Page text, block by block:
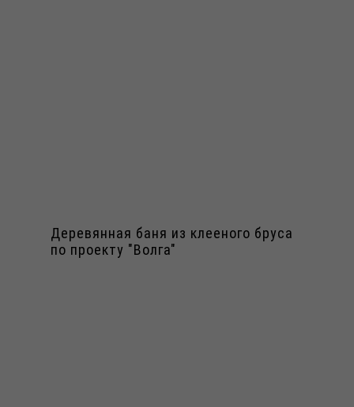
Деревянная баня из клееного бруса
по проекту "Волга"